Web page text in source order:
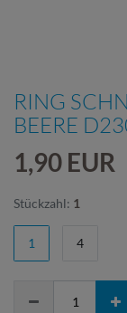
RING
BEERE
1,90 EUR
Stückzahl: 1
1 4